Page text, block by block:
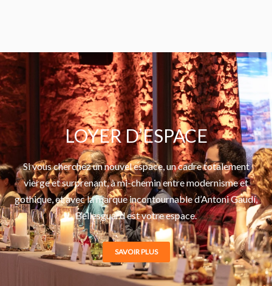
LOYER D’ESPACE
Si vous cherchez un nouvel espace, un cadre totalement
vierge et surprenant, à mi-chemin entre modernisme et
gothique, et avec la marque incontournable d’Antoni Gaudí,
Bellesguard est votre espace.
SAVOIR PLUS